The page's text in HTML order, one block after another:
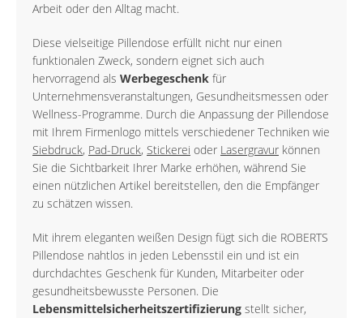
Arbeit oder den Alltag macht.
Diese vielseitige Pillendose erfüllt nicht nur einen
funktionalen Zweck, sondern eignet sich auch
hervorragend als Werbegeschenk für
Unternehmensveranstaltungen, Gesundheitsmessen oder
Wellness-Programme. Durch die Anpassung der Pillendose
mit Ihrem Firmenlogo mittels verschiedener Techniken wie
Siebdruck, Pad-Druck, Stickerei oder Lasergravur können
Sie die Sichtbarkeit Ihrer Marke erhöhen, während Sie
einen nützlichen Artikel bereitstellen, den die Empfänger
zu schätzen wissen.
Mit ihrem eleganten weißen Design fügt sich die ROBERTS
Pillendose nahtlos in jeden Lebensstil ein und ist ein
durchdachtes Geschenk für Kunden, Mitarbeiter oder
gesundheitsbewusste Personen. Die
Lebensmittelsicherheitszertifizierung stellt sicher,